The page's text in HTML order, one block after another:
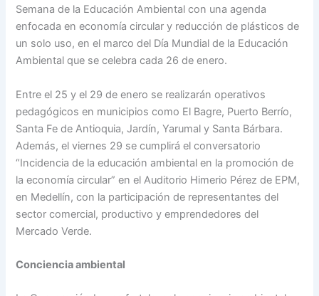
Semana de la Educación Ambiental con una agenda
enfocada en economía circular y reducción de plásticos de
un solo uso, en el marco del Día Mundial de la Educación
Ambiental que se celebra cada 26 de enero.
Entre el 25 y el 29 de enero se realizarán operativos
pedagógicos en municipios como El Bagre, Puerto Berrío,
Santa Fe de Antioquia, Jardín, Yarumal y Santa Bárbara.
Además, el viernes 29 se cumplirá el conversatorio
“Incidencia de la educación ambiental en la promoción de
la economía circular” en el Auditorio Himerio Pérez de EPM,
en Medellín, con la participación de representantes del
sector comercial, productivo y emprendedores del
Mercado Verde.
Conciencia ambiental